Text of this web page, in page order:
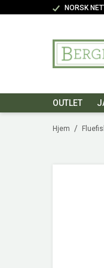
NORSK
OUTLET
/
Hjem